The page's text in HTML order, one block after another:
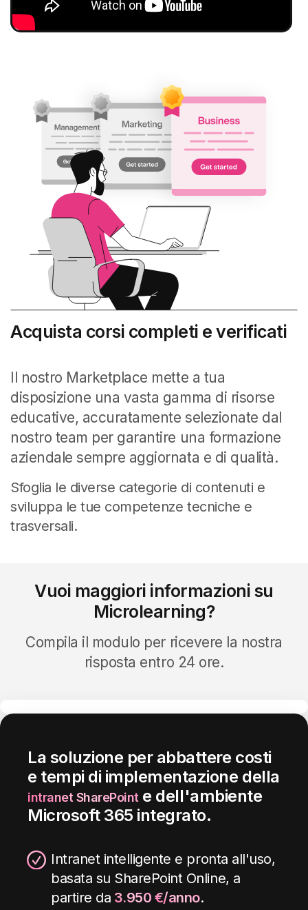
Acquista corsi completi e verificati
Il nostro Marketplace mette a tua
disposizione una vasta gamma di risorse
educative, accuratamente selezionate dal
nostro team per garantire una formazione
aziendale sempre aggiornata e di qualità.
Sfoglia le diverse categorie di contenuti e
sviluppa le tue competenze tecniche e
trasversali.
Vuoi maggiori informazioni su
Microlearning?
Compila il modulo per ricevere la nostra
risposta entro 24 ore.
La soluzione per abbattere costi
e tempi di implementazione della
intranet SharePointe dell'ambiente
Microsoft 365 integrato.
Intranet intelligente e pronta all'uso,
basata su SharePoint Online, a
partire da 3.950 €/anno.